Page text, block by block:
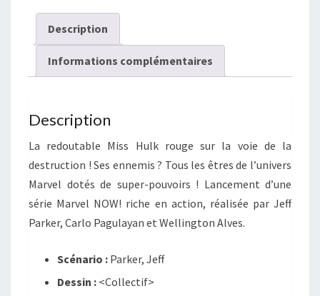
Hulk
Rouge
:
l'enfer
doux...
Description
Informations complémentaires
Description
La redoutable Miss Hulk rouge sur la voie de la
destruction ! Ses ennemis ? Tous les êtres de l’univers
Marvel dotés de super-pouvoirs ! Lancement d’une
série Marvel NOW! riche en action, réalisée par Jeff
Parker, Carlo Pagulayan et Wellington Alves.
Scénario : Parker, Jeff
Dessin : <Collectif>